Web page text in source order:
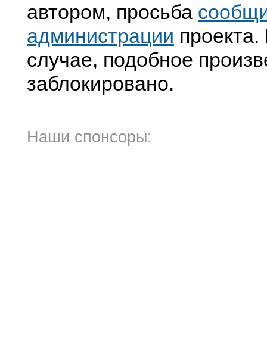
автором, просьба
администрации
случае, подобное
заблокировано.
Наши спонсоры: